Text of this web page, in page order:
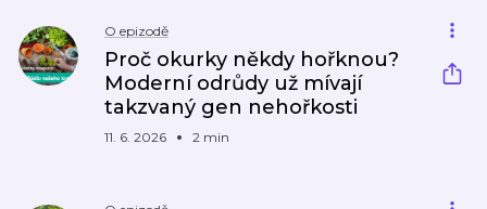
O epizodě
Proč okurky někdy hořknou?
Moderní odrůdy už mívají
takzvaný gen nehořkosti
11. 6. 2026 2 min